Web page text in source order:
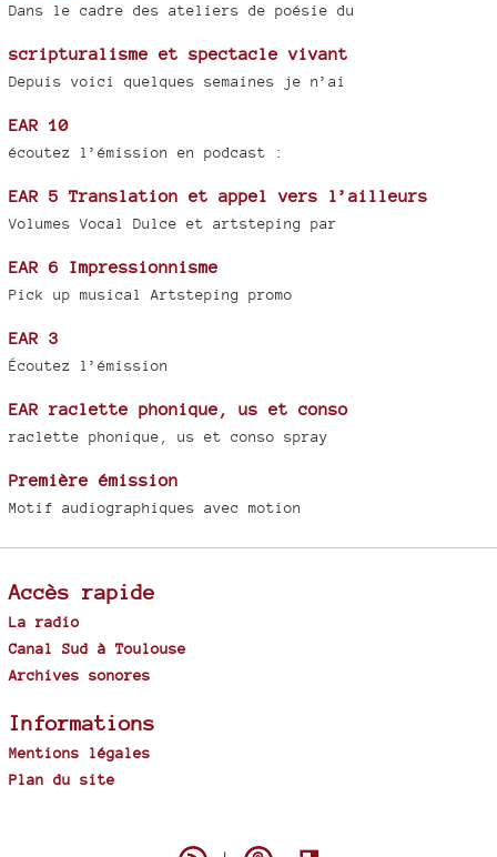
Dans le cadre des ateliers de poésie du
scripturalisme et spectacle vivant
Depuis voici quelques semaines je n’ai
EAR 10
écoutez l’émission en podcast :
EAR 5 Translation et appel vers l’ailleurs
Volumes Vocal Dulce et artsteping par
EAR 6 Impressionnisme
Pick up musical Artsteping promo
EAR 3
Écoutez l’émission
EAR raclette phonique, us et conso
raclette phonique, us et conso spray
Première émission
Motif audiographiques avec motion
Accès rapide
La radio
Canal Sud à Toulouse
Archives sonores
Informations
Mentions légales
Plan du site